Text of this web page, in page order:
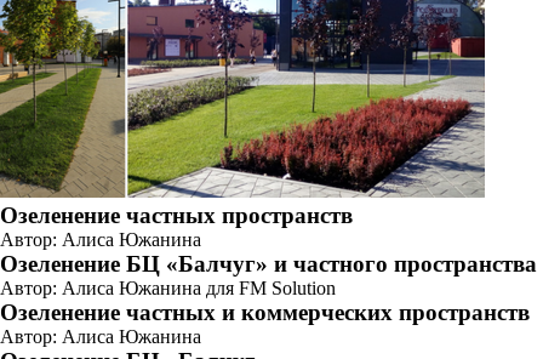
Озеленение частных пространств
Автор: Алиса Южанина
Озеленение БЦ «Балчуг» и частного пространства
Автор: Алиса Южанина для FM Solution
Озеленение частных и коммерческих пространств
Автор: Алиса Южанина